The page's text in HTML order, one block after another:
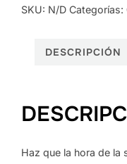
Esponjosa
Adapta
cantidad
SKU: N/D Categorías:
DESCRIPCIÓN
Haz que la hora de